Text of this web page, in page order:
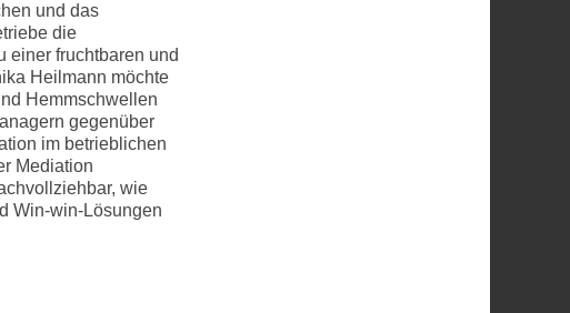
und das
die
einer fruchtbaren und
Heilmann möchte
Hemmschwellen
gegenüber
im betrieblichen
Mediation
wie
Win-win-Lösungen